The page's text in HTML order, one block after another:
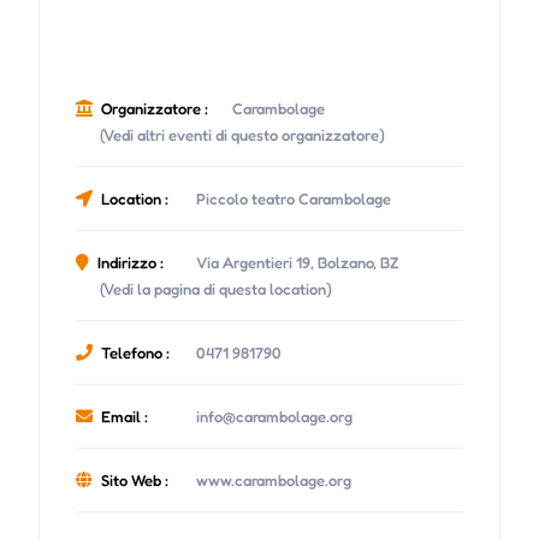
Organizzatore :
Carambolage
(Vedi altri eventi di questo organizzatore)
Location : Piccolo teatro Carambolage
Indirizzo :
Via Argentieri 19, Bolzano, BZ
(Vedi la pagina di questa location)
Telefono : 0471 981790
Email : info@carambolage.org
Sito Web : www.carambolage.org